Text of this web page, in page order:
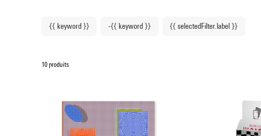
{{ keyword }} -{{ keyword }} {{ selectedFilter.label }}
10 produits